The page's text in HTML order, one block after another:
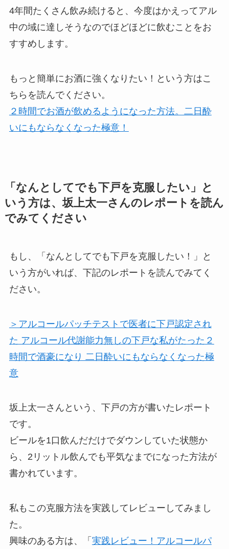
4年間たくさん飲み続けると、今度はかえってアル
中の域に達しそうなのでほどほどに飲むことをお
すすめします。
もっと簡単にお酒に強くなりたい！という方はこ
ちらを読んでください。
２時間でお酒が飲めるようになった方法。二日酔
いにもならなくなった極意！
「なんとしてでも下戸を克服したい」と
いう方は、坂上太一さんのレポートを読ん
でみてください
もし、 「なんとしてでも下戸を克服したい！」
と
いう方がいれば、下記のレポートを読んでみてく
ださい。
＞アルコールパッチテストで医者に下戸認定され
た アルコール代謝能力無しの下戸な私がたった２
時間で酒豪になり 二日酔いにもならなくなった極
意
坂上太一さんという、下戸の方が書いたレポート
です。
ビールを1口飲んだだけでダウンしていた状態か
ら、2リットル飲んでも平気なまでになった方法が
書かれています。
私もこの克服方法を実践してレビューしてみまし
た。
興味のある方は、「 実践レビュー！アルコールパ